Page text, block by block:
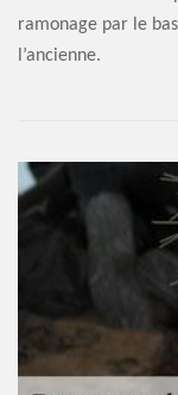
ramonage par le
l’ancienne.